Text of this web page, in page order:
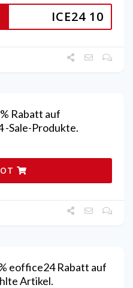
ICE24 10
Rabatt auf
-Sale-Produkte.
eoffice24 Rabatt auf
Artikel.